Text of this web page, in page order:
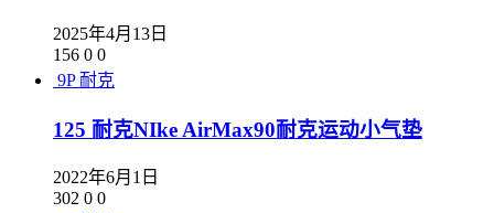
2025年4月13日
156 0 0
9P 耐克
125 耐克NIke AirMax90耐克运动小气垫
2022年6月1日
302 0 0